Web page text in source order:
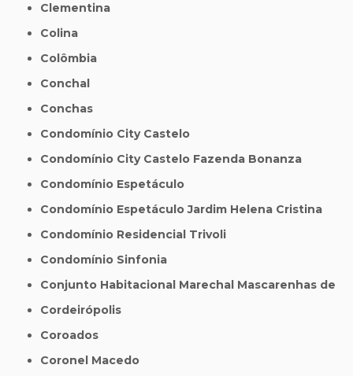
Clementina
Colina
Colômbia
Conchal
Conchas
Condomínio City Castelo
Condomínio City Castelo Fazenda Bonanza
Condomínio Espetáculo
Condomínio Espetáculo Jardim Helena Cristina
Condomínio Residencial Trivoli
Condomínio Sinfonia
Conjunto Habitacional Marechal Mascarenhas de
Cordeirópolis
Coroados
Coronel Macedo